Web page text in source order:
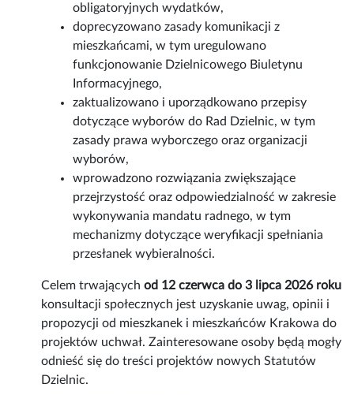
obligatoryjnych wydatków,
doprecyzowano zasady komunikacji z
mieszkańcami, w tym uregulowano
funkcjonowanie Dzielnicowego Biuletynu
Informacyjnego,
zaktualizowano i uporządkowano przepisy
dotyczące wyborów do Rad Dzielnic, w tym
zasady prawa wyborczego oraz organizacji
wyborów,
wprowadzono rozwiązania zwiększające
przejrzystość oraz odpowiedzialność w zakresie
wykonywania mandatu radnego, w tym
mechanizmy dotyczące weryfikacji spełniania
przesłanek wybieralności.
Celem trwającychod 12 czerwca do 3 lipca 2026 roku
konsultacji społecznych jest uzyskanie uwag, opinii i
propozycji od mieszkanek i mieszkańców Krakowa do
projektów uchwał. Zainteresowane osoby będą mogły
odnieść się do treści projektów nowych Statutów
Dzielnic.